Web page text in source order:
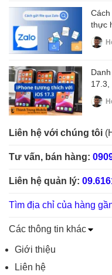
thực
17.3,
Liên hệ với chúng tôi
Tư vấn, bán hàng:
Liên hệ quản lý:
Tìm địa chỉ của hàng
Các thông tin khác
Giới thiệu
Liên hệ